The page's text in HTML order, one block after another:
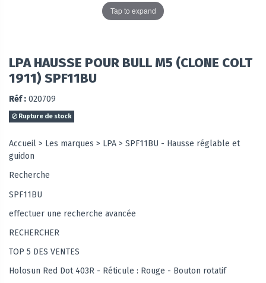
Tap to expand
LPA HAUSSE POUR BULL M5 (CLONE COLT
1911) SPF11BU
Réf : 020709
Rupture de stock
Accueil > Les marques > LPA > SPF11BU - Hausse réglable et
guidon
Recherche
SPF11BU
effectuer une recherche avancée
RECHERCHER
TOP 5 DES VENTES
Holosun Red Dot 403R - Réticule : Rouge - Bouton rotatif